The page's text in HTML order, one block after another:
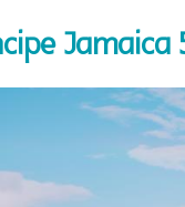
Jamaica